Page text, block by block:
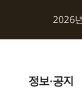
2026
정보·공지